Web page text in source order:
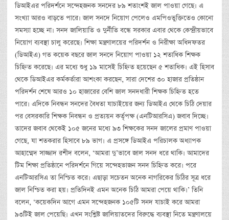
ডিআইএর পরিদর্শনে সন্দেহজনক সনদের ৮৯ শতাংশই জাল পাওয়া গেছে। এ
সংখ্যা আরও বাড়তে পারে। জাল সনদে নিয়োগ পেলেও এমপিওভুক্তিতেও কোনো
সমস্যা হচ্ছে না। সনদ জালিয়াতি ও দুর্নীতি বন্ধে সরকার এবার থেকে কেন্দ্রীয়ভাবে
নিয়োগ ব্যবস্থা চালু করেছে। শিক্ষা মন্ত্রণালয়ের পরিদর্শন ও নিরীক্ষা অধিদফতর
(ডিআইএ) গত কয়েক বছরে জাল সনদে নিয়োগ পাওয়া ১২ শতাধিক শিক্ষক
চিহ্নিত করেছে। এর মধ্যে শুধু ১৯ মাসেই চিহ্নিত হয়েছেন ৫ শতাধিক। এই হিসাব
থেকে ডিআইএর কর্মকর্তারা আশংকা করছেন, সারা দেশের ৩০ হাজার প্রতিষ্ঠান
পরিদর্শন শেষে আরও ১০ হাজারের বেশি জাল সনদধারী শিক্ষক চিহ্নিত হতে
পারে। এদিকে নিবন্ধন সনদের বৈধতা যাচাইয়ের জন্য ডিআইএ থেকে চিঠি দেয়ার
পর বেসরকারি শিক্ষক নিবন্ধন ও প্রত্যয়ন কর্তৃপক্ষ (এনটিআরসিএ) জবাব দিচ্ছে।
তাদের জবাব থেকেই ১০৫ জনের মধ্যে ৯৩ শিক্ষকের সনদ জালের প্রমাণ পাওয়া
গেছে, যা শতকরার হিসাবে ৮৯ ভাগ। এ প্রসঙ্গে ডিআইএ পরিচালক অধ্যাপক
আহাম্মেদ সাজ্জাদ রশীদ বলেন, ‘আমরা দু’ভাবে জাল সনদ ধরে থাকি। আমাদের
টিম শিক্ষা প্রতিষ্ঠানে পরিদর্শনে গিয়ে সন্দেহভাজন সনদ চিহ্নিত করে। পরে
এনটিআরসিএ তা নিশ্চিত করে। এছাড়া সচেতন অনেক নাগরিকের চিঠির সূত্র ধরে
জাল নিশ্চিত করা হয়। প্রতিদিনই এমন অনেক চিঠি আমরা পেয়ে থাকি।’ তিনি
বলেন, ‘কয়েকদিন আগে এমন সন্দেহজনক ১০৫টি সনদ যাচাই করে আমরা
৯৩টিই জাল পেয়েছি। এখন সংশ্লিষ্ট জালিয়াতদের বিরুদ্ধে ব্যবস্থা নিতে মন্ত্রণালয়ে